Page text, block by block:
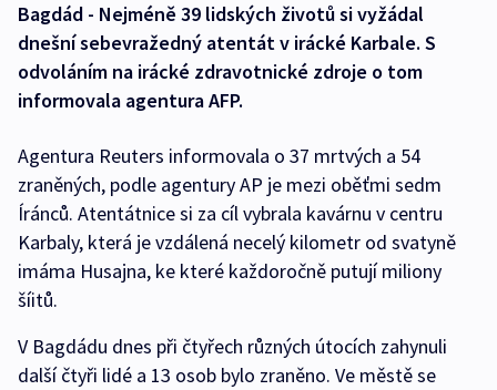
Bagdád - Nejméně 39 lidských životů si vyžádal
dnešní sebevražedný atentát v irácké Karbale. S
odvoláním na irácké zdravotnické zdroje o tom
informovala agentura AFP.
Agentura Reuters informovala o 37 mrtvých a 54
zraněných, podle agentury AP je mezi oběťmi sedm
Íránců. Atentátnice si za cíl vybrala kavárnu v centru
Karbaly, která je vzdálená necelý kilometr od svatyně
imáma Husajna, ke které každoročně putují miliony
šíitů.
V Bagdádu dnes při čtyřech různých útocích zahynuli
další čtyři lidé a 13 osob bylo zraněno. Ve městě se